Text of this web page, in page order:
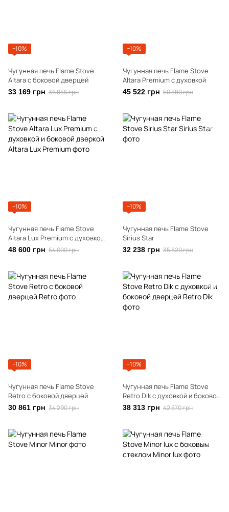
−10%
Чугунная печь Flame Stove
Altara с боковой дверцей
33 169 грн 36 855 грн
−10%
Чугунная печь Flame Stove
Altara Premium с духовкой
45 522 грн 50 580 грн
−10%
Чугунная печь Flame Stove
Altara Lux Premium с духовкой
и боковой дверкой
48 600 грн 54 000 грн
−10%
Чугунная печь Flame Stove
Sirius Star
32 238 грн 35 820 грн
−10%
Чугунная печь Flame Stove
Retro с боковой дверцей
30 861 грн 34 290 грн
−10%
Чугунная печь Flame Stove
Retro Dik с духовкой и боковой
дверцей
38 313 грн 42 570 грн